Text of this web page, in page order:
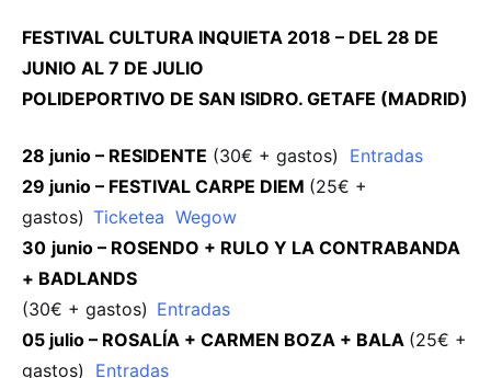
FESTIVAL CULTURA INQUIETA 2018 – DEL 28 DE
JUNIO AL 7 DE JULIO
POLIDEPORTIVO DE SAN ISIDRO. GETAFE (MADRID)
28 junio – RESIDENTE (30€ + gastos) Entradas
29 junio – FESTIVAL CARPE DIEM (25€ +
gastos) Ticketea Wegow
30 junio – ROSENDO + RULO Y LA CONTRABANDA
+ BADLANDS
(30€ + gastos) Entradas
05 julio – ROSALÍA + CARMEN BOZA + BALA (25€ +
gastos) Entradas